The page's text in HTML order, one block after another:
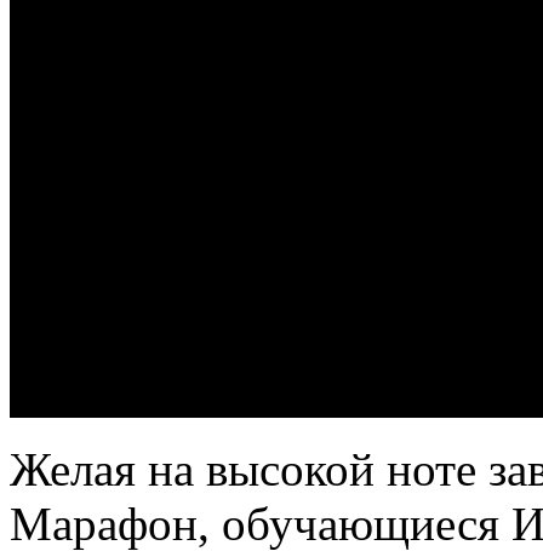
Желая на высокой ноте
Марафон, обучающиеся